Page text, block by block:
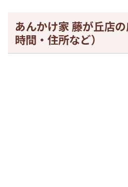
あんかけ家 藤が丘店
時間・住所など）